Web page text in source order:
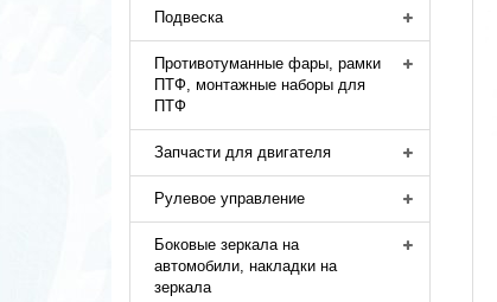
Подвеска
Противотуманные фары, рамки
ПТФ, монтажные наборы для
ПТФ
Запчасти для двигателя
Рулевое управление
Боковые зеркала на
автомобили, накладки на
зеркала